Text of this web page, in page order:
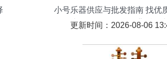
小号乐器供应与批发指南 找优
托车及零配件平台？背后的
更新时间：2026-08-06